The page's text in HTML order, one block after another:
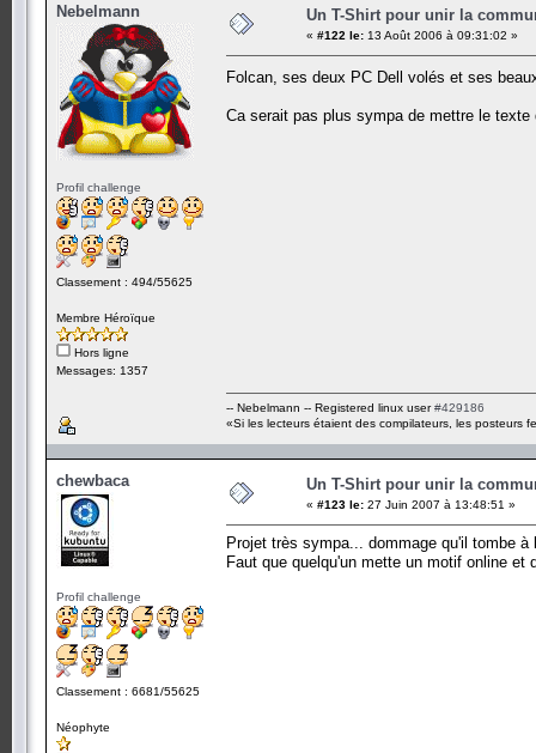
Nebelmann
Profil challenge
Classement : 494/55625
Membre Héroïque
Hors ligne
Messages: 1357
Un T-Shirt pour unir la
« #122 le: 13 Août 2006 à 09:31:02 »
Folcan, ses deux PC Dell volés et ses
Ca serait pas plus sympa de mettre le
-- Nebelmann -- Registered linux user#429186
«Si les lecteurs étaient des compilateurs, les posteurs
chewbaca
Profil challenge
Classement : 6681/55625
Néophyte
Un T-Shirt pour unir la
« #123 le: 27 Juin 2007 à 13:48:51 »
Projet très sympa... dommage qu'il tombe à
Faut que quelqu'un mette un motif online